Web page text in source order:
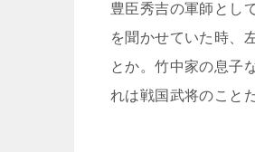
豊臣秀吉の軍師とし
を聞かせていた時、
とか。竹中家の息子
れは戦国武将のこと